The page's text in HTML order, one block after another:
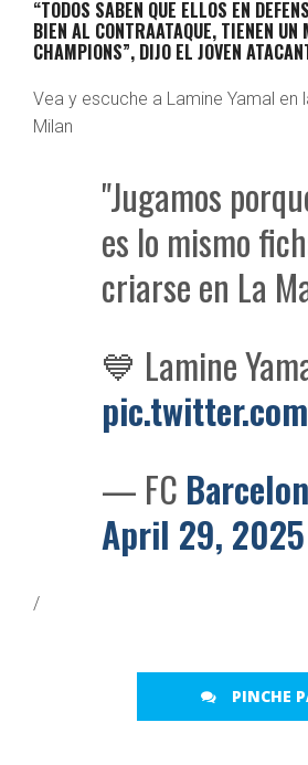
“TODOS SABEN QUE ELLOS EN
BIEN AL CONTRAATAQUE, TIENEN
CHAMPIONS”, DIJO EL JOVEN
Vea y escuche a Lamine Yamal
Milan
"Jugamos
es lo mismo
criarse en La
💙 Lamine
— FC
April 29, 2025
/
PINCHE